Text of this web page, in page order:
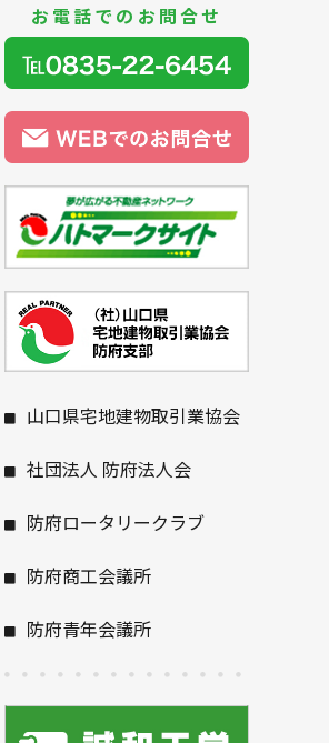
お電話でのお問合せ
山口県宅地建物取引業協会
社団法人 防府法人会
防府ロータリークラブ
防府商工会議所
防府青年会議所